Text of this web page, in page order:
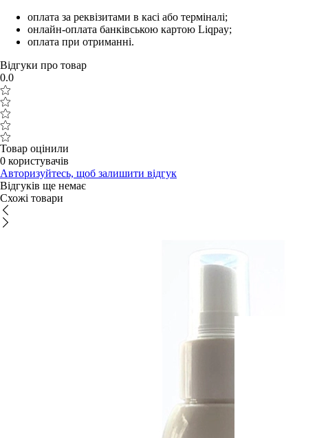
оплата за реквізитами в касі або терміналі;
онлайн-оплата банківською картою Liqpay;
оплата при отриманні.
Відгуки про товар
0.0
Товар оцінили
0 користувачів
Авторизуйтесь, щоб залишити відгук
Відгуків ще немає
Схожі товари